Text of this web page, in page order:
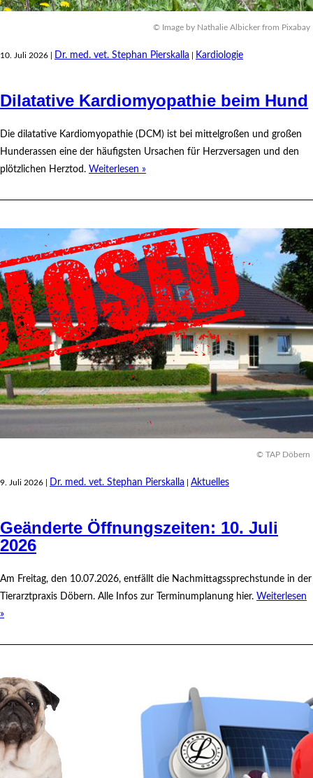
© Image by Nathalie Albicker from Pixabay
10. Juli 2026 | Dr. med. vet. Stephan Pierskalla Kardiologie
Dilatative Kardiomyopathie beim Hund
Die dilatative Kardiomyopathie (DCM) ist bei mittelgroßen und großen
Hunderassen eine der häufigsten Ursachen für Herzversagen und den
plötzlichen Herztod. Weiterlesen »
© TAP Döbern
9. Juli 2026 | Dr. med. vet. Stephan Pierskalla Aktuelles
Geänderte Öffnungszeiten: 10. Juli
2026
Am Freitag, den 10.07.2026, entfällt die Nachmittagssprechstunde in der
Tierarztpraxis Döbern. Alle Infos zur Terminumplanung hier. Weiterlesen
»